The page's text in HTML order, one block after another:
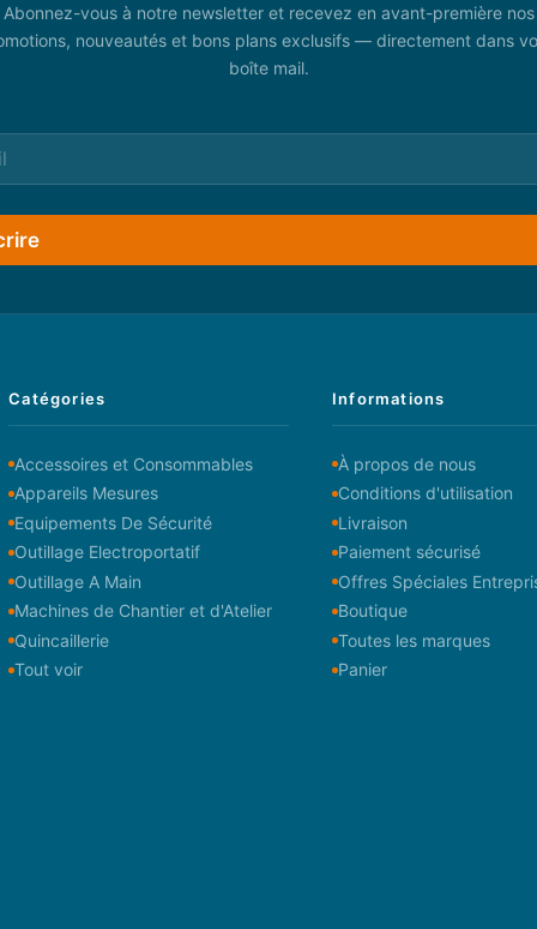
Abonnez-vous à notre newsletter et recevez en avant-première nos
nouveautés et bons plans exclusifs — directement dans
boîte mail.
Catégories
Accessoires et Consommables
Appareils Mesures
Equipements De Sécurité
Outillage Electroportatif
Outillage A Main
Machines de Chantier et d'Atelier
Quincaillerie
Tout voir
Informations
À propos de nous
Conditions d'utilisation
Livraison
Paiement sécurisé
Offres Spéciales
Boutique
Toutes les marques
Panier